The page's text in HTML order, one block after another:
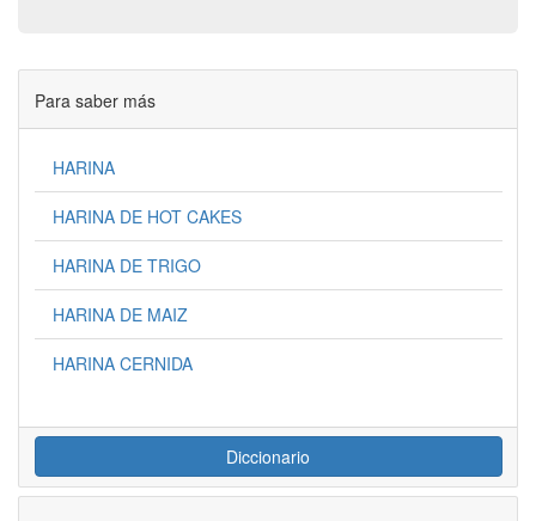
Para saber más
HARINA
HARINA DE HOT CAKES
HARINA DE TRIGO
HARINA DE MAIZ
HARINA CERNIDA
Diccionario